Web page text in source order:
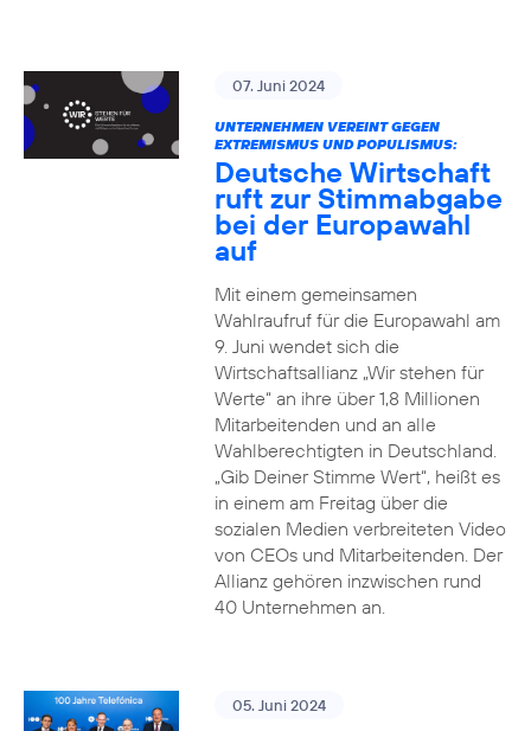
07. Juni 2024
UNTERNEHMEN VEREINT GEGEN
EXTREMISMUS UND POPULISMUS:
Deutsche Wirtschaft
ruft zur Stimmabgabe
bei der Europawahl
auf
Mit einem gemeinsamen
Wahlraufruf für die Europawahl am
9. Juni wendet sich die
Wirtschaftsallianz „Wir stehen für
Werte“ an ihre über 1,8 Millionen
Mitarbeitenden und an alle
Wahlberechtigten in Deutschland.
„Gib Deiner Stimme Wert“, heißt es
in einem am Freitag über die
sozialen Medien verbreiteten Video
von CEOs und Mitarbeitenden. Der
Allianz gehören inzwischen rund
40 Unternehmen an.
05. Juni 2024